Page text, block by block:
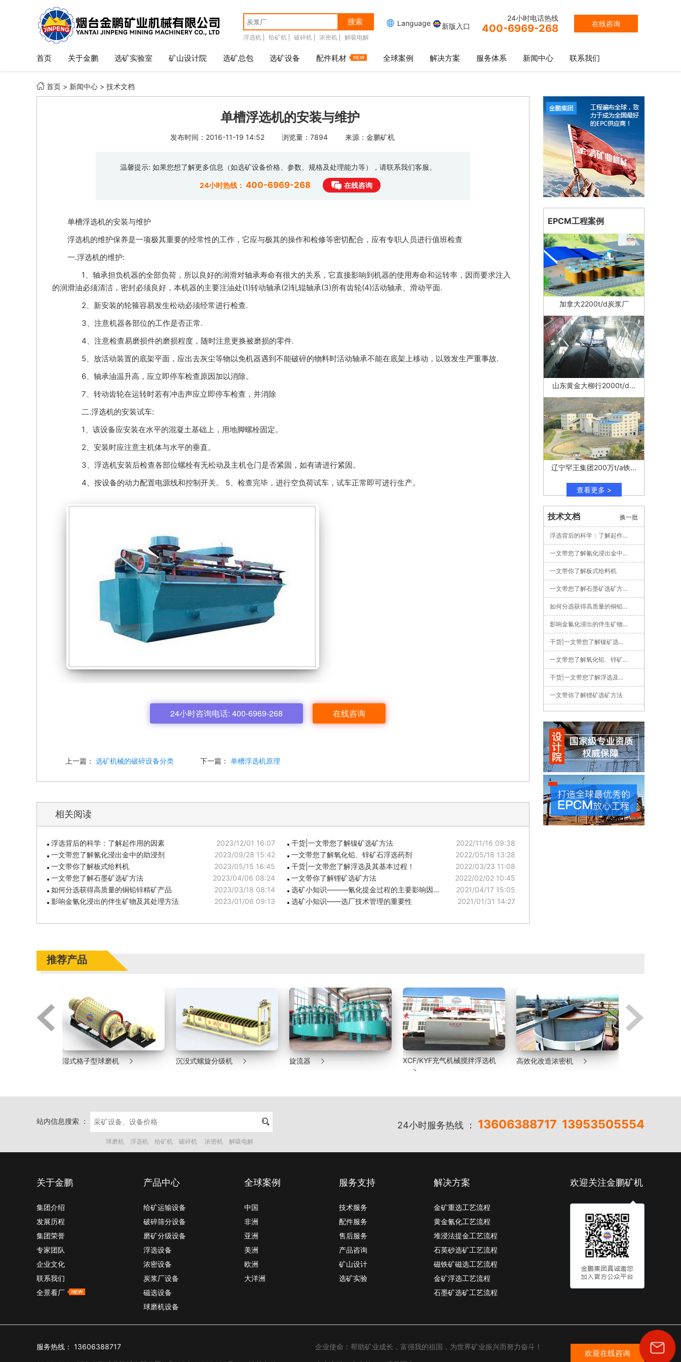
搜索
浮选机 给矿机 破碎机 浓密机 解吸电解
在线咨询
24小时电话热线
400-6969-268
 Language 新版入口
首页 关于金鹏 选矿实验室 矿山设计院 选矿总包 选矿设备 配件耗材 全球案例 解决方案 服务体系 新闻中心 联系我们
 首页 > 新闻中心 > 技术文档
单槽浮选机的安装与维护
发布时间：2016-11-19 14:52 浏览量：7894 来源：金鹏矿机
温馨提示: 如果您想了解更多信息（如选矿设备价格、参数、规格及处理能力等），请联系我们客服。
24小时热线： 400-6969-268 在线咨询
单槽浮选机的安装与维护
浮选机的维护保养是一项极其重要的经常性的工作，它应与极其的操作和检修等密切配合，应有专职人员进行值班检查
一.浮选机的维护:
1、轴承担负机器的全部负荷，所以良好的润滑对轴承寿命有很大的关系，它直接影响到机器的使用寿命和运转率，因而要求注入
的润滑油必须清洁，密封必须良好，本机器的主要注油处(1)转动轴承(2)轧辊轴承(3)所有齿轮(4)活动轴承、滑动平面.
2、新安装的轮箍容易发生松动必须经常进行检查.
3、注意机器各部位的工作是否正常.
4、注意检查易磨损件的磨损程度，随时注意更换被磨损的零件.
5、放活动装置的底架平面，应出去灰尘等物以免机器遇到不能破碎的物料时活动轴承不能在底架上移动，以致发生严重事故.
6、轴承油温升高，应立即停车检查原因加以消除。
7、转动齿轮在运转时若有冲击声应立即停车检查，并消除
二.浮选机的安装试车:
1、该设备应安装在水平的混凝土基础上，用地脚螺栓固定。
2、安装时应注意主机体与水平的垂直。
3、浮选机安装后检查各部位螺栓有无松动及主机仓门是否紧固，如有请进行紧固。
4、按设备的动力配置电源线和控制开关。 5、检查完毕，进行空负荷试车，试车正常即可进行生产。
24小时咨询电话: 400-6969-268 在线咨询
上一篇： 选矿机械的破碎设备分类 下一篇： 单槽浮选机原理
相关阅读
浮选背后的科学：了解起作用的因素
2023/12/01 16:07
一文带您了解氰化浸出金中的助浸剂
2023/09/28 15:42
一文带你了解板式给料机
2023/05/15 16:45
一文带您了解石墨矿选矿方法
2023/04/06 08:24
如何分选获得高质量的铜铅锌精矿产品
2023/03/18 08:14
影响金氰化浸出的伴生矿物及其处理方法
2023/01/06 09:13
干货|一文带您了解镍矿选矿方法
2022/11/16 09:38
一文带您了解氧化铅、锌矿石浮选药剂
2022/05/18 13:28
干货|一文带您了解浮选及其基本过程！
2022/03/23 11:08
一文带你了解锂矿选矿方法
2022/02/02 10:45
选矿小知识———氰化提金过程的主要影响因…
2021/04/17 15:05
选矿小知识——选厂技术管理的重要性
2021/01/31 14:27
EPCM工程案例
加拿大2200t/d炭浆厂
山东黄金大柳行2000t/d...
辽宁罕王集团200万t/a铁...
查看更多 >
技术文档
浮选背后的科学：了解起作...
一文带您了解氰化浸出金中...
一文带你了解板式给料机
一文带您了解石墨矿选矿方...
如何分选获得高质量的铜铅...
影响金氰化浸出的伴生矿物...
干货|一文带您了解镍矿选...
一文带您了解氧化铅、锌矿...
干货|一文带您了解浮选及...
一文带你了解锂矿选矿方法
换一批
推荐产品
湿式格子型球磨机  沉没式螺旋分级机  旋流器  XCF/KYF充气机械搅拌浮选机

高效化改造浓密机 
站内信息搜索 ：  24小时服务热线 ： 13606388717 13953505554
球磨机 浮选机 给矿机 破碎机 浓密机 解吸电解
关于金鹏
集团介绍
发展历程
集团荣誉
专家团队
企业文化
联系我们
全景看厂
产品中心
给矿运输设备
破碎筛分设备
磨矿分级设备
浮选设备
浓密设备
炭浆厂设备
磁选设备
球磨机设备
全球案例
中国
非洲
亚洲
美洲
欧洲
大洋洲
服务支持
技术服务
配件服务
售后服务
产品咨询
矿山设计
选矿实验
解决方案
金矿重选工艺流程
黄金氰化工艺流程
堆浸法提金工艺流程
石英砂选矿工艺流程
磁铁矿磁选工艺流程
金矿浮选工艺流程
石墨矿选矿工艺流程
欢迎关注金鹏矿机
服务热线： 13606388717 企业使命：帮助矿业成长，富强我的祖国，为世界矿业振兴而努力奋斗！
欢迎在线咨询